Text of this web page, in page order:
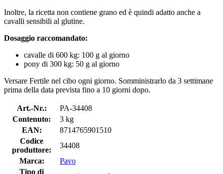
Inoltre, la ricetta non contiene grano ed è quindi adatto anche a
cavalli sensibili al glutine.
Dosaggio raccomandato:
cavalle di 600 kg: 100 g al giorno
pony di 300 kg: 50 g al giorno
Versare Fertile nel cibo ogni giorno. Somministrarlo da 3 settimane
prima della data prevista fino a 10 giorni dopo.
Art.-Nr.:
PA-34408
Contenuto:
3 kg
EAN:
8714765901510
Codice
produttore:
34408
Marca:
Pavo
Tipo di